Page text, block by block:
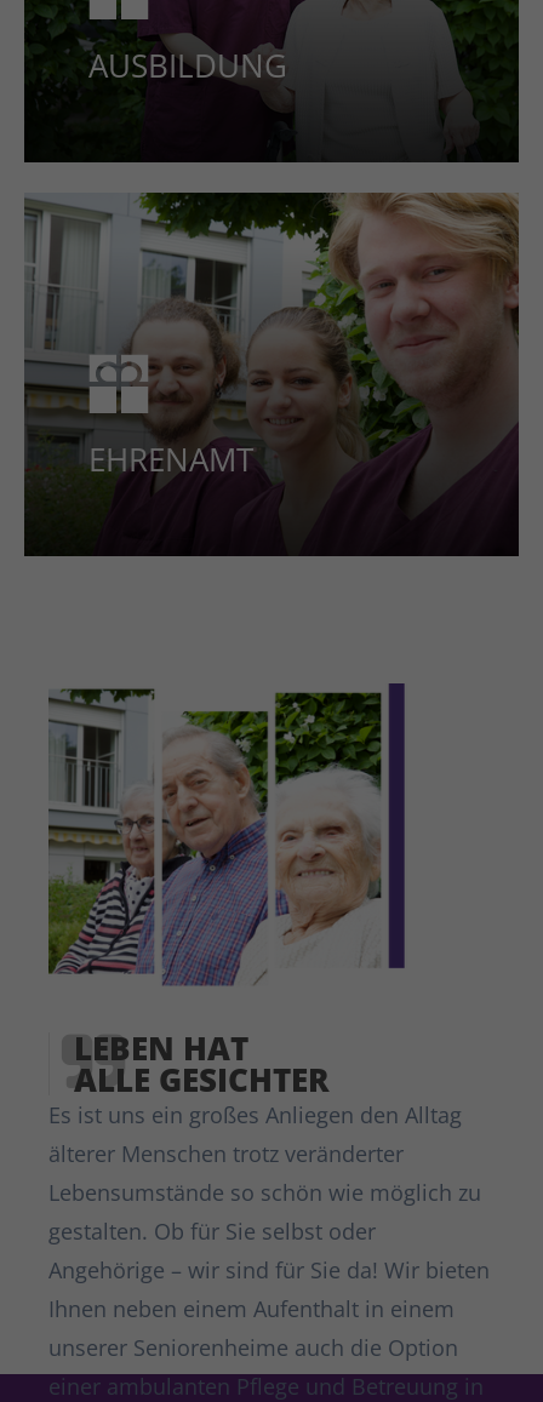
AUSBILDUNG
EHREN­AMT
LEBEN HAT
ALLE GESICHTER
Es ist uns ein großes Anliegen den Alltag
älterer Menschen trotz veränderter
Lebensumstände so schön wie möglich zu
gestalten. Ob für Sie selbst oder
Angehörige – wir sind für Sie da! Wir bieten
Ihnen neben einem Aufenthalt in einem
unserer Seniorenheime auch die Option
einer ambulanten Pflege und Betreuung in